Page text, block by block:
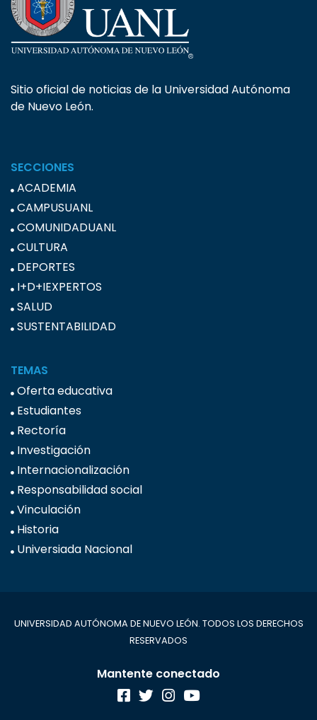
Sitio oficial de noticias de la Universidad Autónoma
de Nuevo León.
SECCIONES
ACADEMIA
CAMPUSUANL
COMUNIDADUANL
CULTURA
DEPORTES
I+D+IEXPERTOS
SALUD
SUSTENTABILIDAD
TEMAS
Oferta educativa
Estudiantes
Rectoría
Investigación
Internacionalización
Responsabilidad social
Vinculación
Historia
Universiada Nacional
UNIVERSIDAD AUTÓNOMA DE NUEVO LEÓN. TODOS LOS DERECHOS
RESERVADOS
Mantente conectado